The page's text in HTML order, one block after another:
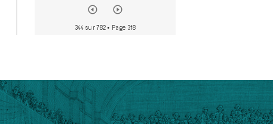
344 sur 782 • Page 318